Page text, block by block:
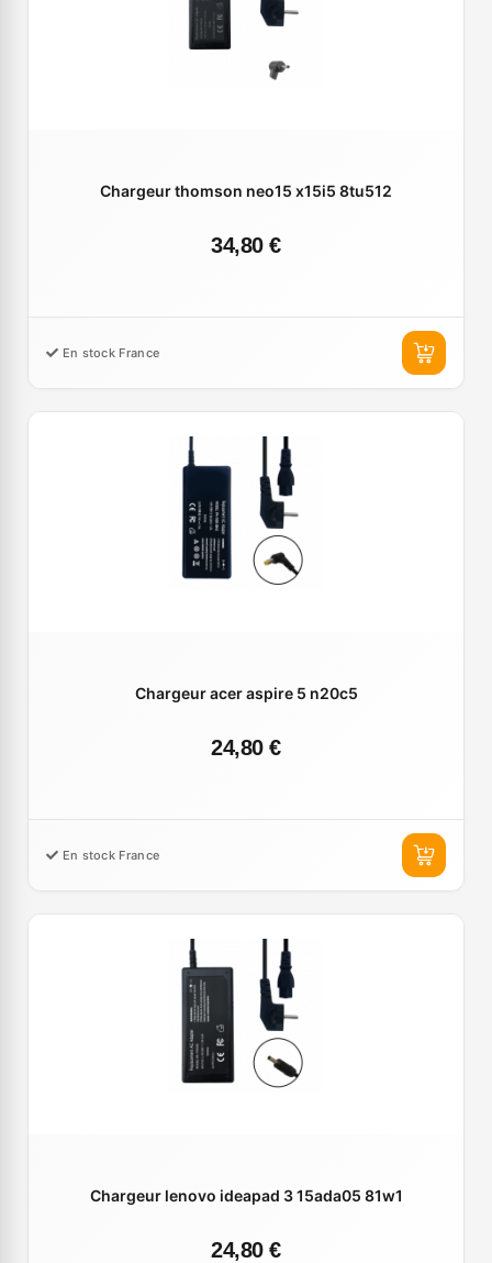
Chargeur thomson neo15 x15i5 8tu512
34,80 €
En stock France
Chargeur acer aspire 5 n20c5
24,80 €
En stock France
Chargeur lenovo ideapad 3 15ada05 81w1
24,80 €